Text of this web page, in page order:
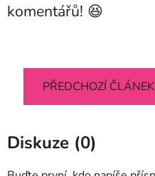
komentářů! 😆
PŘEDCHOZÍ ČLÁNEK
Diskuze (0)